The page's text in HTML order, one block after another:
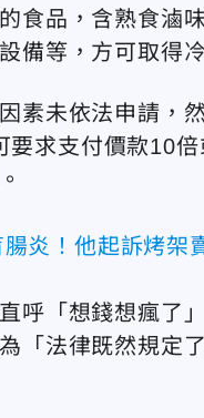
食品，含熟食滷
備等，方可取得
素未依法申請，
求支付價款10
腸炎！他起訴烤
呼「想錢想瘋了
「法律既然規定